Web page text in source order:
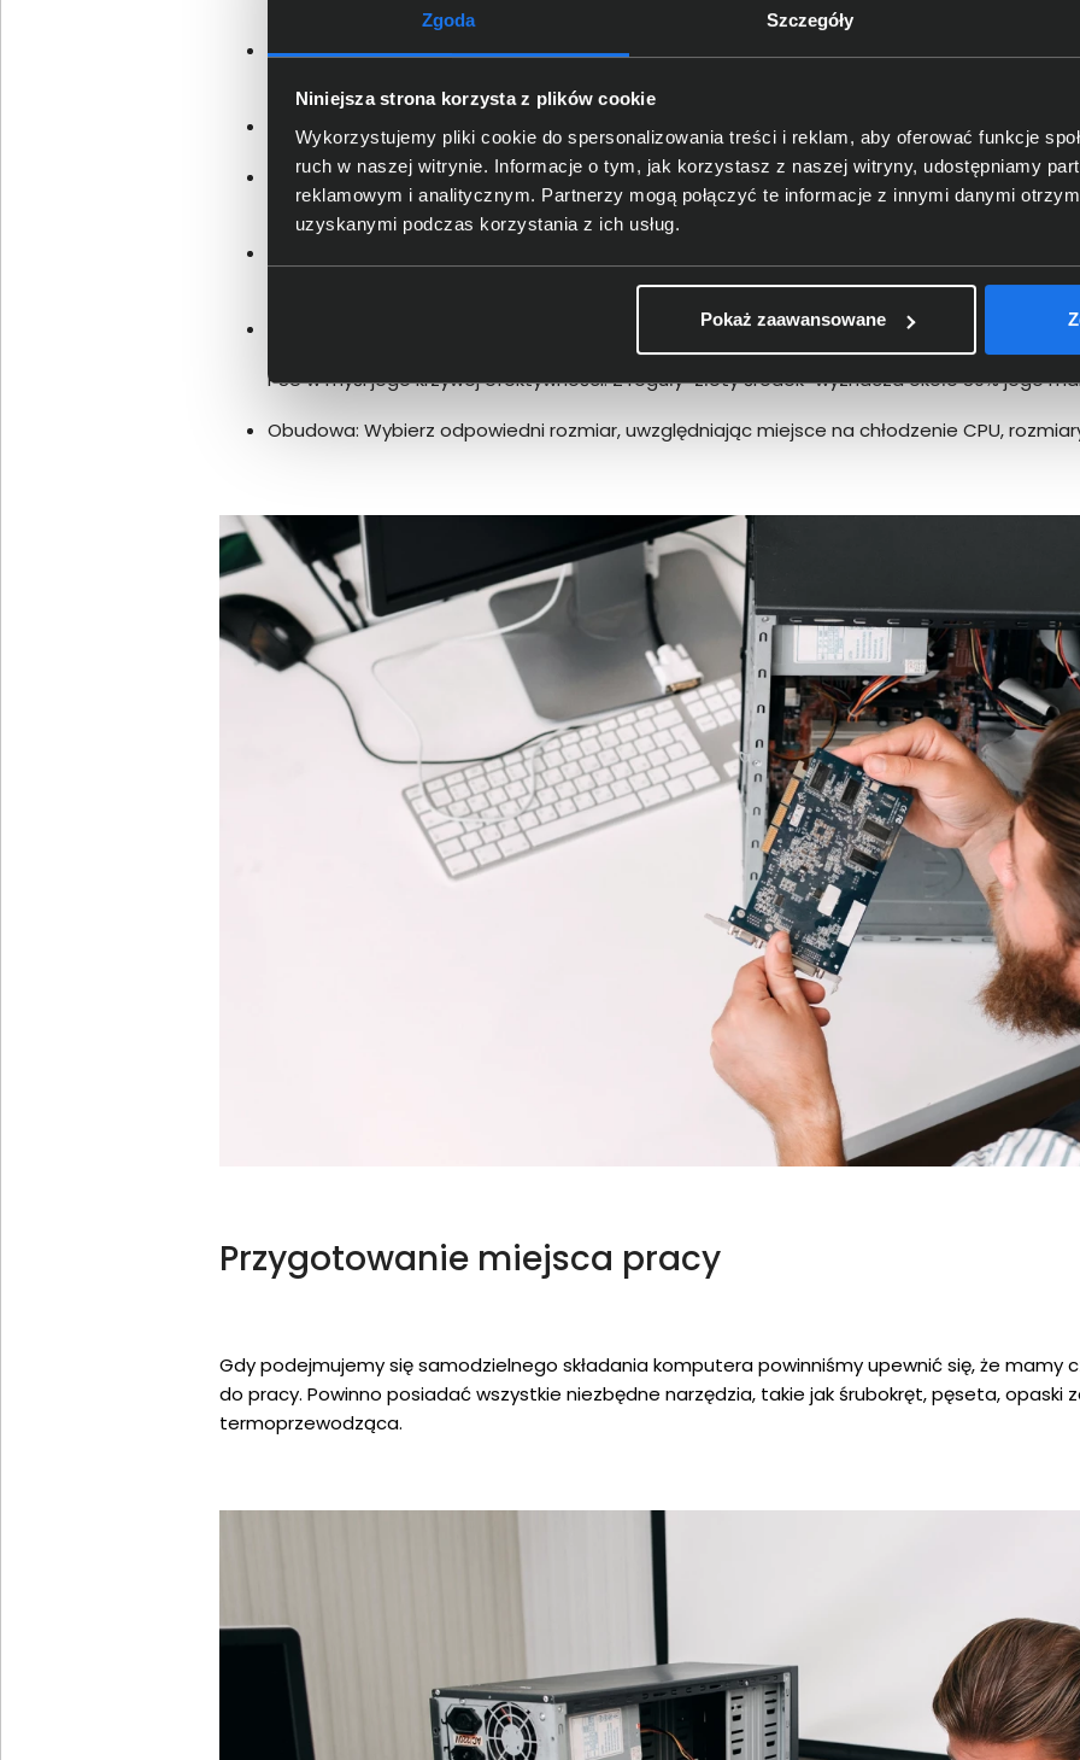
Zgoda Szczegóły
Niniejsza strona korzysta z plików cookie
Wykorzystujemy pliki cookie do spersonalizowania treści i reklam, aby oferować funkcje
ruch w naszej witrynie. Informacje o tym, jak korzystasz z naszej witryny, udostępniamy
reklamowym i analitycznym. Partnerzy mogą połączyć te informacje z innymi danymi
uzyskanymi podczas korzystania z ich usług.
Pokaż zaawansowane
Płyta główna: stanowi fundament całej konfiguracji + decyduje o kompatybilności z
Pamięć RAM: zalecana ilość to minimum 8 GB dla podstawowych zadań, 16 GB lub więcej
Karta graficzna (GPU): istotny element w przypadku uruchamiania gier i obróbki wideo.
graficznych, wystarczy jej wersja zintegrowana z CPU.
Dysk twardy/SSD: dyski SSD zapewniają szybsze działanie systemu. Z drugiej jednak
Zasilacz (PSU): jego doborowi przyświeca zasada, aby dostarczał odpowiednią moc dla
praktykę stanowi dobieranie zasilacza przewyższającego wymagania komponentów.
PSU w myśl jego krzywej efektywności. Z reguły "złoty środek" wyznacza około 80% jego
Obudowa: Wybierz odpowiedni rozmiar, uwzględniając miejsce na chłodzenie CPU,
Przygotowanie miejsca pracy
Gdy podejmujemy się samodzielnego składania komputera powinniśmy upewnić się, że mamy
do pracy. Powinno posiadać wszystkie niezbędne narzędzia, takie jak śrubokręt, pęseta, opaski
termoprzewodząca.